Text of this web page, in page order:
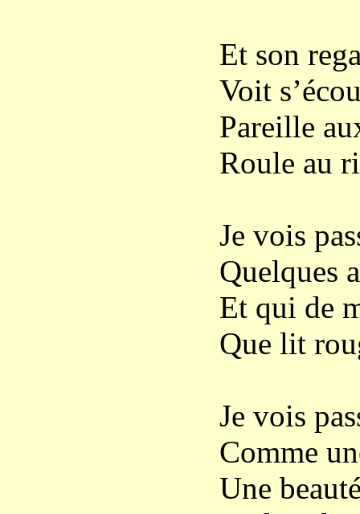
Et son
Voit
Pareille
Roule au
Je vois
Quelques
Et qui de
Que lit
Je vois
Comme
Une